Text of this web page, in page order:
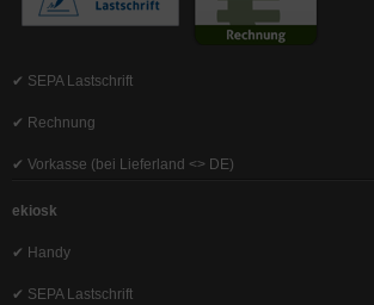
✔ SEPA Lastschrift
✔ Rechnung
✔ Vorkasse (bei Lieferland <> DE)
ekiosk
✔ Handy
✔ SEPA Lastschrift